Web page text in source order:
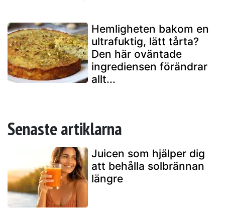
Hemligheten bakom en
ultrafuktig, lätt tårta?
Den här oväntade
ingrediensen förändrar
allt...
Senaste artiklarna
Juicen som hjälper dig
att behålla solbrännan
längre